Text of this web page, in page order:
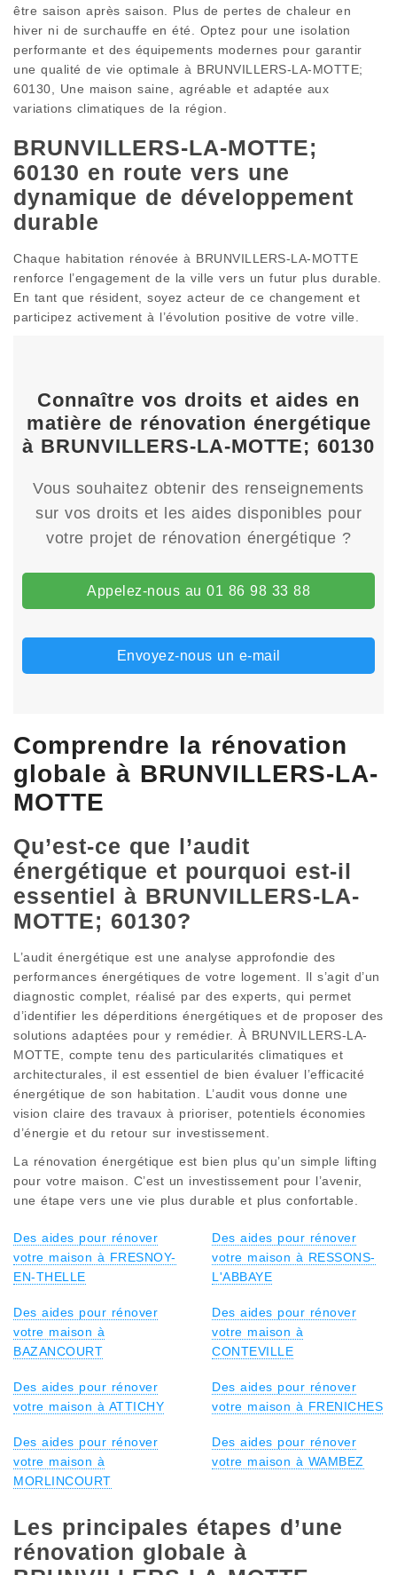
être saison après saison. Plus de pertes de chaleur en
hiver ni de surchauffe en été. Optez pour une isolation
performante et des équipements modernes pour garantir
une qualité de vie optimale à BRUNVILLERS-LA-MOTTE;
60130, Une maison saine, agréable et adaptée aux
variations climatiques de la région.
BRUNVILLERS-LA-MOTTE;
60130 en route vers une
dynamique de développement
durable
Chaque habitation rénovée à BRUNVILLERS-LA-MOTTE
renforce l’engagement de la ville vers un futur plus durable.
En tant que résident, soyez acteur de ce changement et
participez activement à l’évolution positive de votre ville.
Connaître vos droits et aides en
matière de rénovation énergétique
à BRUNVILLERS-LA-MOTTE; 60130
Vous souhaitez obtenir des renseignements
sur vos droits et les aides disponibles pour
votre projet de rénovation énergétique ?
Appelez-nous au 01 86 98 33 88
Envoyez-nous un e-mail
Comprendre la rénovation
globale à BRUNVILLERS-LA-
MOTTE
Qu’est-ce que l’audit
énergétique et pourquoi est-il
essentiel à BRUNVILLERS-LA-
MOTTE; 60130?
L’audit énergétique est une analyse approfondie des
performances énergétiques de votre logement. Il s’agit d’un
diagnostic complet, réalisé par des experts, qui permet
d’identifier les déperditions énergétiques et de proposer des
solutions adaptées pour y remédier. À BRUNVILLERS-LA-
MOTTE, compte tenu des particularités climatiques et
architecturales, il est essentiel de bien évaluer l’efficacité
énergétique de son habitation. L’audit vous donne une
vision claire des travaux à prioriser, potentiels économies
d’énergie et du retour sur investissement.
La rénovation énergétique est bien plus qu’un simple lifting
pour votre maison. C’est un investissement pour l’avenir,
une étape vers une vie plus durable et plus confortable.
Des aides pour rénover
votre maison à FRESNOY-
EN-THELLE
Des aides pour rénover
votre maison à RESSONS-
L'ABBAYE
Des aides pour rénover
votre maison à
BAZANCOURT
Des aides pour rénover
votre maison à
CONTEVILLE
Des aides pour rénover
votre maison à ATTICHY
Des aides pour rénover
votre maison à FRENICHES
Des aides pour rénover
votre maison à
MORLINCOURT
Des aides pour rénover
votre maison à WAMBEZ
Les principales étapes d’une
rénovation globale à